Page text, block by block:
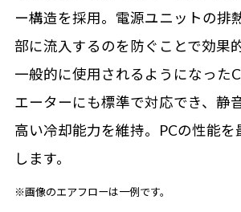
ー構造を採用。電源ユニットの排
部に流入するのを防ぐことで効果
一般的に使用されるようになった
エーターにも標準で対応でき、静
高い冷却能力を維持。PCの性能を
します。
※画像のエアフローは一例です。